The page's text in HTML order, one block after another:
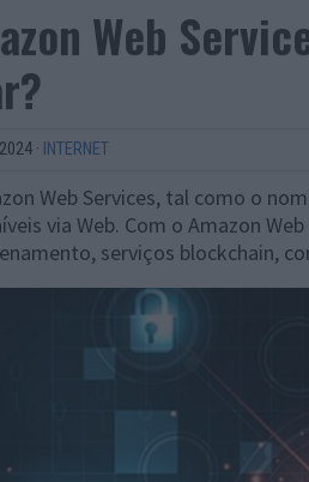
Web
· INTERNET
Web Services, tal como o
via Web. Com o Amazon
serviços blockchain,